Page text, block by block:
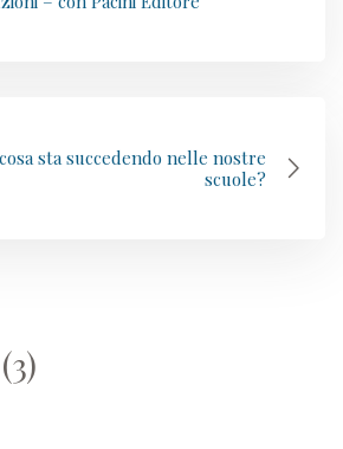
sta succedendo nelle nostre
scuole?
(3)